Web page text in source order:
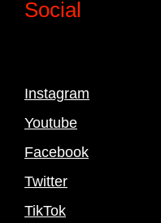
Social
Instagram
Youtube
Facebook
Twitter
TikTok